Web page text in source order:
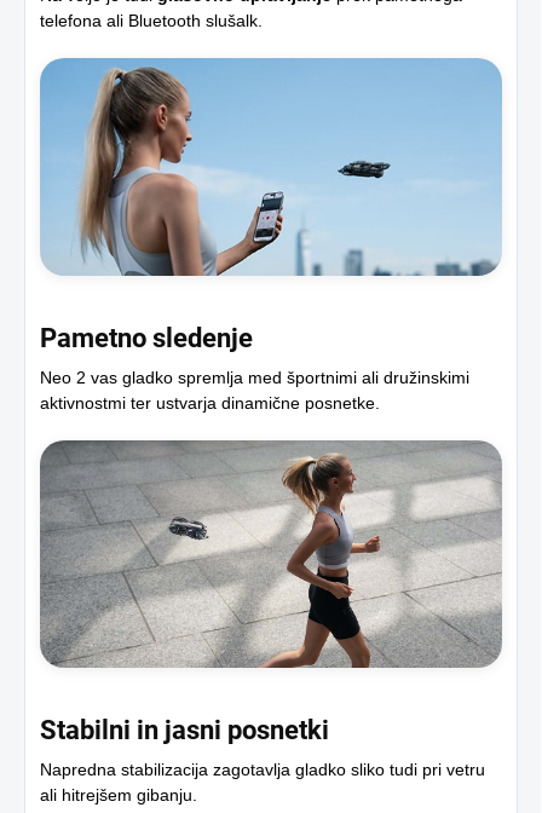
telefona ali Bluetooth slušalk.
Pametno sledenje
Neo 2 vas gladko spremlja med športnimi ali družinskimi
aktivnostmi ter ustvarja dinamične posnetke.
Stabilni in jasni posnetki
Napredna stabilizacija zagotavlja gladko sliko tudi pri vetru
ali hitrejšem gibanju.